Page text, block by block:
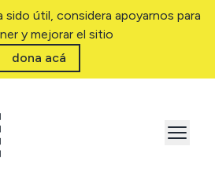
útil, considera apoyarnos para
y mejorar el sitio
dona acá